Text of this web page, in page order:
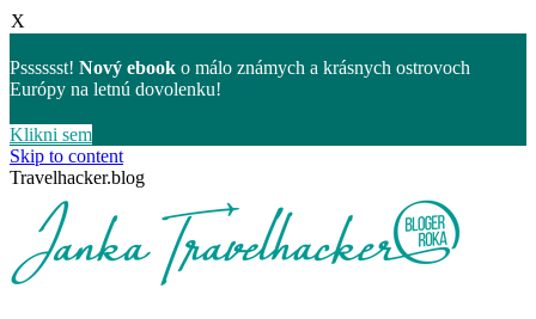
X
Psssssst! Nový ebook o málo známych a krásnych ostrovoch
Európy na letnú dovolenku!
Klikni sem
Skip to content
Travelhacker.blog